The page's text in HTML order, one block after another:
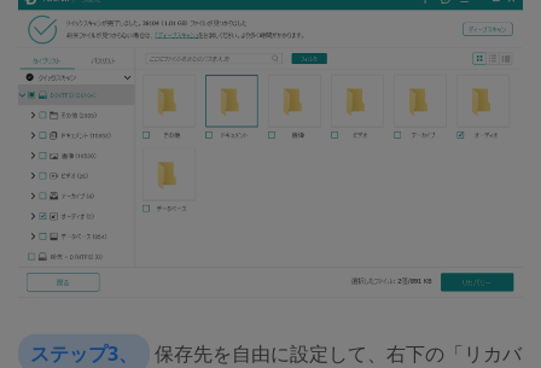
ステップ3、
保存先を自由に設定して、右下の「リカバ